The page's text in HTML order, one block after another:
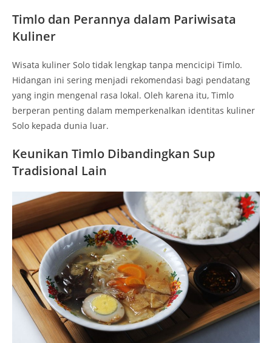
Timlo dan Perannya dalam Pariwisata
Kuliner
Wisata kuliner Solo tidak lengkap tanpa mencicipi Timlo.
Hidangan ini sering menjadi rekomendasi bagi pendatang
yang ingin mengenal rasa lokal. Oleh karena itu, Timlo
berperan penting dalam memperkenalkan identitas kuliner
Solo kepada dunia luar.
Keunikan Timlo Dibandingkan Sup
Tradisional Lain